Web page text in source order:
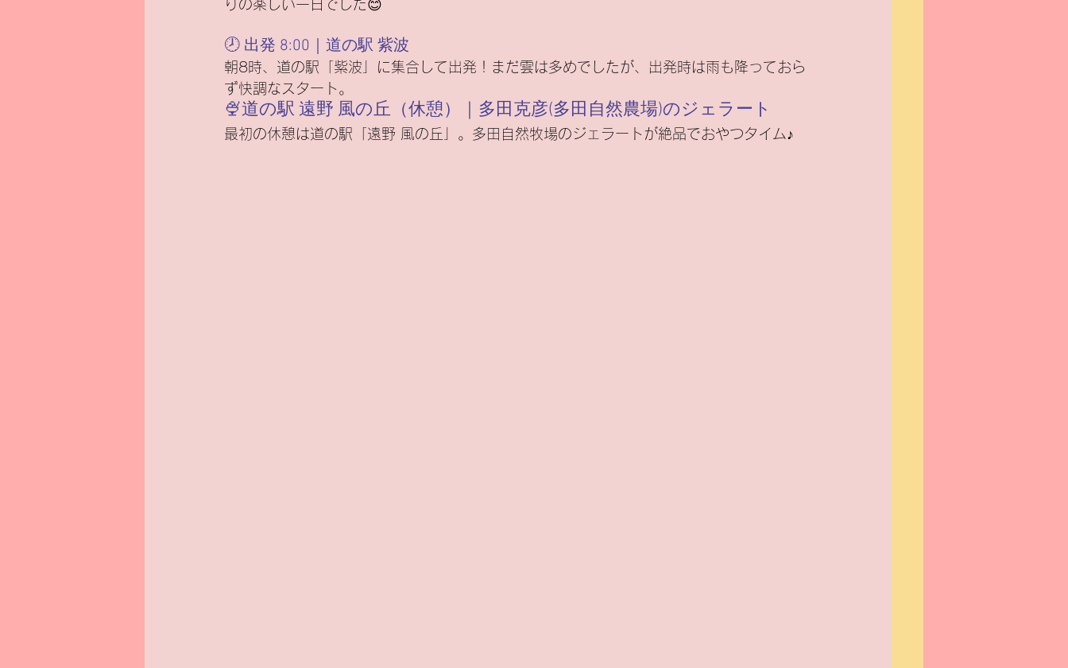
新基準原付 電気バイク
りの楽しい一日でした😊
🕗 出発 8:00｜道の駅 紫波
朝8時、道の駅「紫波」に集合して出発！まだ雲は多めでしたが、出発時は雨も降っておら
ず快調なスタート。
🍨道の駅 遠野 風の丘（休憩）｜多田克彦(多田自然農場)のジェラート
最初の休憩は道の駅「遠野 風の丘」。多田自然牧場のジェラートが絶品でおやつタイム♪